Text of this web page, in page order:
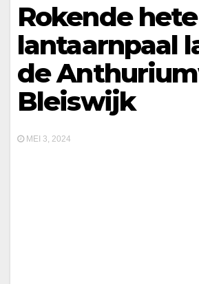
Rokende hete
lantaarnpaal
de
Bleiswijk
MEI 3, 2024